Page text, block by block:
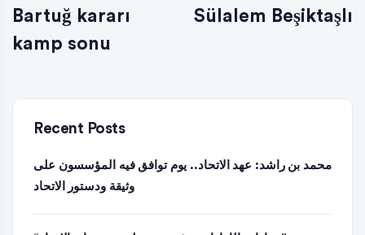
Bartuğ kararı
kamp sonu
Sülalem Beşiktaşlı
Recent Posts
محمد بن راشد: عهد الاتحاد.. يوم توافق فيه المؤسسون على
وثيقة ودستور الاتحاد